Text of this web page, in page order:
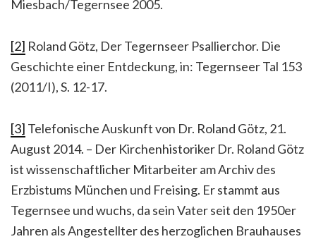
Miesbach/Tegernsee 2005.
[2] Roland Götz, Der Tegernseer Psallierchor. Die
Geschichte einer Entdeckung, in: Tegernseer Tal 153
(2011/I), S. 12-17.
[3] Telefonische Auskunft von Dr. Roland Götz, 21.
August 2014. – Der Kirchenhistoriker Dr. Roland Götz
ist wissenschaftlicher Mitarbeiter am Archiv des
Erzbistums München und Freising. Er stammt aus
Tegernsee und wuchs, da sein Vater seit den 1950er
Jahren als Angestellter des herzoglichen Brauhauses